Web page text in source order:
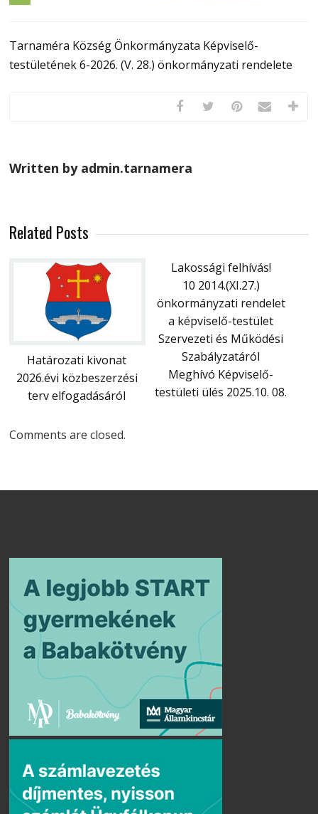
Tarnaméra Község Önkormányzata Képviselő-
testületének 6-2026. (V. 28.) önkormányzati rendelete
Written by admin.tarnamera
Related Posts
Határozati kivonat
2026.évi közbeszerzési
terv elfogadásáról
Lakossági felhívás!
10 2014.(XI.27.)
önkormányzati rendelet
a képviselő-testület
Szervezeti és Működési
Szabályzatáról
Meghívó Képviselő-
testületi ülés 2025.10. 08.
Comments are closed.